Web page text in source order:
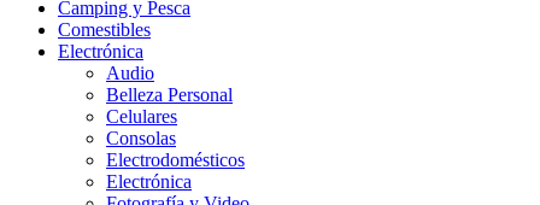
Camping y Pesca
Comestibles
Electrónica
Audio
Belleza Personal
Celulares
Consolas
Electrodomésticos
Electrónica